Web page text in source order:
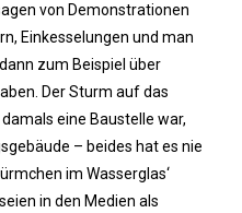
von Demonstrationen
Einkesselungen und man
zum Beispiel über
Der Sturm auf das
eine Baustelle war,
– beides hat es nie
im Wasserglas‘
in den Medien als